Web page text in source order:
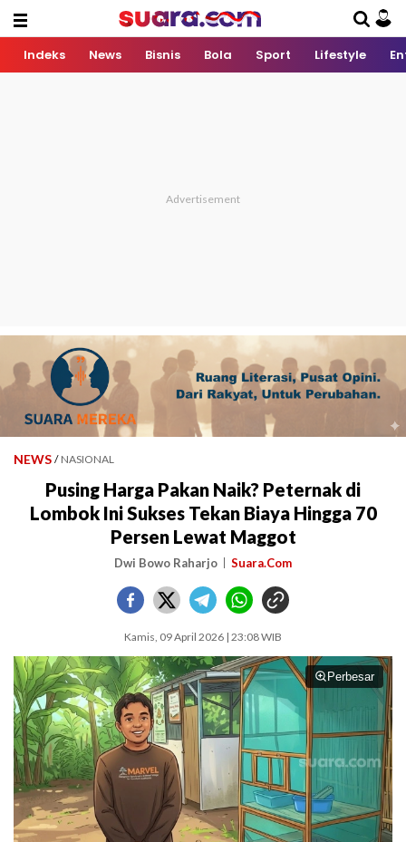
Indeks News Bisnis Bola Sport Lifestyle
NEWS / NASIONAL
Pusing Harga Pakan Naik? Peternak di
Lombok Ini Sukses Tekan Biaya Hingga 70
Persen Lewat Maggot
Dwi Bowo Raharjo Suara.Com
Kamis, 09 April 2026 | 23:08 WIB
Perbesar